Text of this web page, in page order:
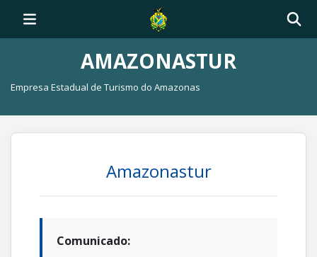
AMAZONASTUR
Empresa Estadual de Turismo do Amazonas
Amazonastur
Comunicado: